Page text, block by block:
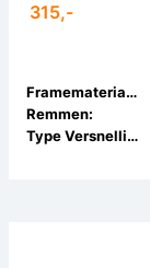
315,-
Framemateriaal:
Remmen:
Type Versnellingen: